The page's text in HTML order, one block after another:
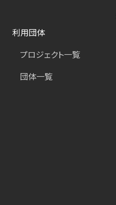
利用団体
プロジェクト一覧
団体一覧